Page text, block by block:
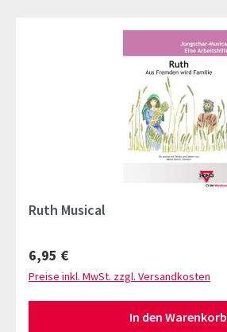
Ruth Musical
Regulärer Preis:
6,95 €
Preise inkl. MwSt. zzgl. Versandkosten
In den Warenkorb